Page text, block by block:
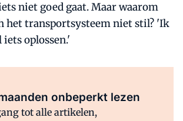
niet goed gaat. Maar waarom
het transportsysteem niet stil? 'Ik
oplossen.'
onbeperkt lezen
tot alle artikelen,